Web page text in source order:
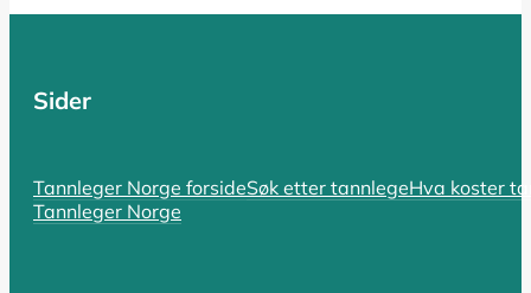
SIST OPPDATERT 17. OKTOBER 2025
Hvorfor er tannlegen så dyr i Norge? Spørsmålet er
Sider
Tannleger Norge forsideSøk etter tannlegeHva koster
Tannleger Norge